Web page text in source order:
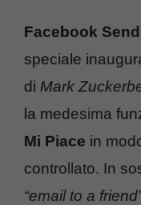
Facebook Send
speciale
di Mark
la medesima
Mi Piace in
controllato. In
“email to a